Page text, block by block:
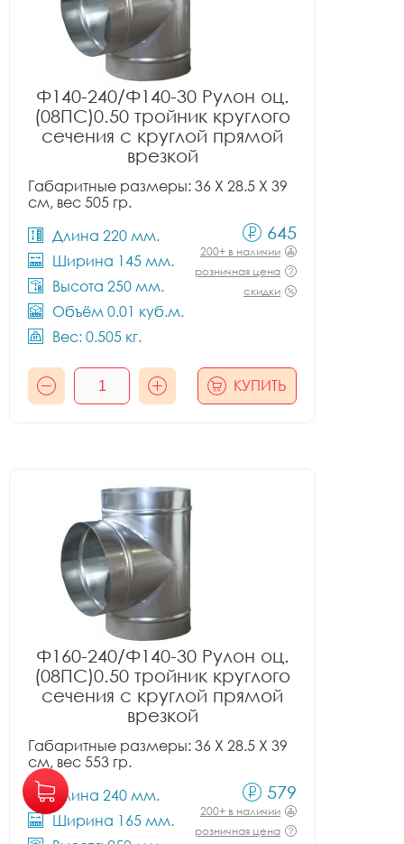
Ф140-240/Ф140-30 Рулон оц.
(08ПС)0.50 тройник круглого
сечения с круглой прямой
врезкой
Габаритные размеры: 36 X 28.5 X 39
см, вес 505 гр.
Длина 220 мм.
Ширина 145 мм.
Высота 250 мм.
Объём 0.01 куб.м.
Вес: 0.505 кг.
645
200+ в наличии
розничная цена
скидки
КУПИТЬ
Ф160-240/Ф140-30 Рулон оц.
(08ПС)0.50 тройник круглого
сечения с круглой прямой
врезкой
Габаритные размеры: 36 X 28.5 X 39
см, вес 553 гр.
Длина 240 мм.
Ширина 165 мм.
579
200+ в наличии
розничная цена